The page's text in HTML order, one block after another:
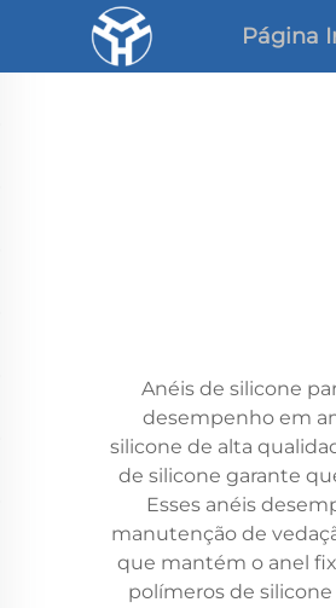
Página
Anéis de silicone
desempenho em
silicone de alta
de silicone garante
Esses anéis
manutenção de
que mantém o anel
polímeros de